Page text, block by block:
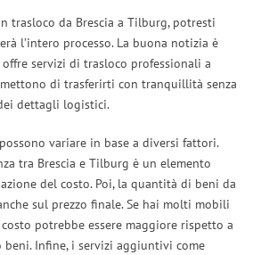
trasloco da Brescia a Tilburg, potresti
l’intero processo. La buona notizia è
servizi di trasloco professionali a
di trasferirti con tranquillità senza
dettagli logistici.
variare in base a diversi fattori.
tra Brescia e Tilburg è un elemento
del costo. Poi, la quantità di beni da
sul prezzo finale. Se hai molti mobili
potrebbe essere maggiore rispetto a
beni. Infine, i servizi aggiuntivi come